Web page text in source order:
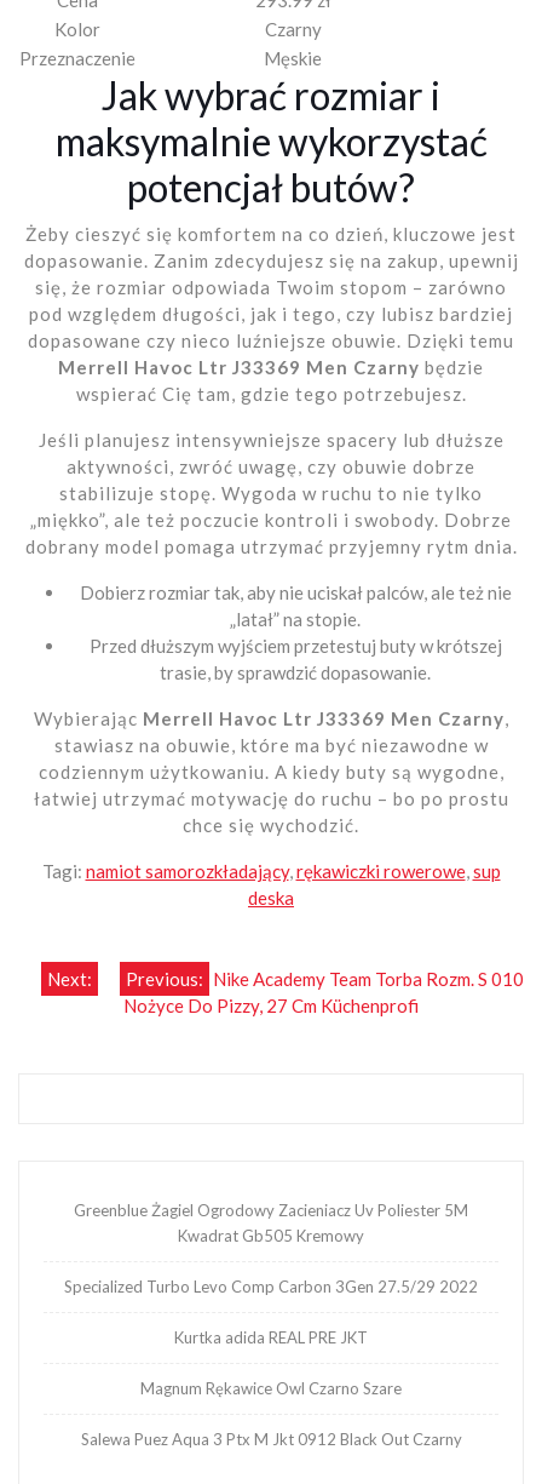
Kolor
Czarny
Przeznaczenie
Męskie
Jak wybrać rozmiar i
maksymalnie wykorzystać
potencjał butów?
Żeby cieszyć się komfortem na co dzień, kluczowe jest
dopasowanie. Zanim zdecydujesz się na zakup, upewnij
się, że rozmiar odpowiada Twoim stopom – zarówno
pod względem długości, jak i tego, czy lubisz bardziej
dopasowane czy nieco luźniejsze obuwie. Dzięki temu
Merrell Havoc Ltr J33369 Men Czarny będzie
wspierać Cię tam, gdzie tego potrzebujesz.
Jeśli planujesz intensywniejsze spacery lub dłuższe
aktywności, zwróć uwagę, czy obuwie dobrze
stabilizuje stopę. Wygoda w ruchu to nie tylko
„miękko”, ale też poczucie kontroli i swobody. Dobrze
dobrany model pomaga utrzymać przyjemny rytm dnia.
Dobierz rozmiar tak, aby nie uciskał palców, ale też nie
„latał” na stopie.
Przed dłuższym wyjściem przetestuj buty w krótszej
trasie, by sprawdzić dopasowanie.
Wybierając Merrell Havoc Ltr J33369 Men Czarny,
stawiasz na obuwie, które ma być niezawodne w
codziennym użytkowaniu. A kiedy buty są wygodne,
łatwiej utrzymać motywację do ruchu – bo po prostu
chce się wychodzić.
Tagi: namiot samorozkładający,rękawiczki rowerowe,sup
deska
Nawigacja
Previous: Nike Academy Team Torba Rozm. S 010
Next:
Nożyce Do Pizzy, 27 Cm Küchenprofi
Greenblue Żagiel Ogrodowy Zacieniacz Uv Poliester 5M
Kwadrat Gb505 Kremowy
Specialized Turbo Levo Comp Carbon 3Gen 27.5/29 2022
Kurtka adida REAL PRE JKT
Magnum Rękawice Owl Czarno Szare
Salewa Puez Aqua 3 Ptx M Jkt 0912 Black Out Czarny